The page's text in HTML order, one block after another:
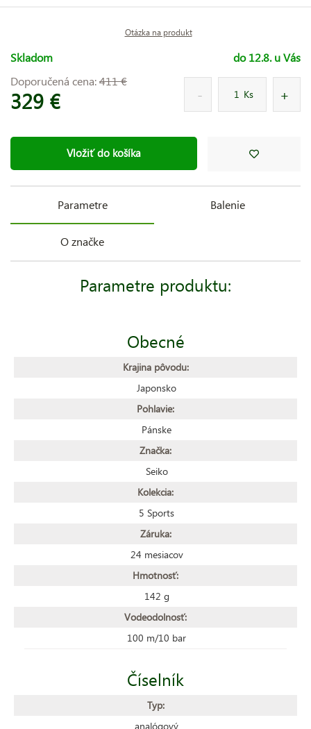
Otázka na produkt
Skladom
do 12.8. u Vás
Doporučená cena:411 €
329 € Ks
Vložiť do košíka
Parametre Balenie
O značke
Parametre produktu:
Obecné
Krajina pôvodu:
Japonsko
Pohlavie:
Pánske
Značka:
Seiko
Kolekcia:
5 Sports
Záruka:
24 mesiacov
Hmotnosť:
142 g
Vodeodolnosť:
100 m/10 bar
Číselník
Typ:
analógový